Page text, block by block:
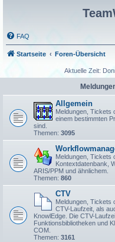
FAQ
Startseite Foren-Übersicht
Aktuelle Zeit:
Allgemein
Meldungen, Tickets
einem bestimmten
sind.
Themen: 3095
Meldungen, Tickets
Kontextdatenbank,
ARIS/PPM und ähnlichem.
Themen: 860
CTV
Meldungen, Tickets
CTV-Laufzeit, als
KnowlEdge. Die CTV-
Funktionsbibliotheken und
COM.
Themen: 3161